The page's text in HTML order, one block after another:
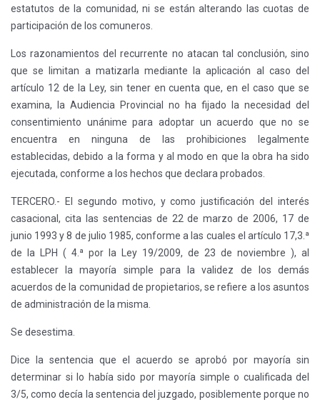
estatutos de la comunidad, ni se están alterando las cuotas de
participación de los comuneros.
Los razonamientos del recurrente no atacan tal conclusión, sino
que se limitan a matizarla mediante la aplicación al caso del
artículo 12 de la Ley, sin tener en cuenta que, en el caso que se
examina, la Audiencia Provincial no ha fijado la necesidad del
consentimiento unánime para adoptar un acuerdo que no se
encuentra en ninguna de las prohibiciones legalmente
establecidas, debido a la forma y al modo en que la obra ha sido
ejecutada, conforme a los hechos que declara probados.
TERCERO.- El segundo motivo, y como justificación del interés
casacional, cita las sentencias de 22 de marzo de 2006, 17 de
junio 1993 y 8 de julio 1985, conforme a las cuales el artículo 17,3.ª
de la LPH ( 4.ª por la Ley 19/2009, de 23 de noviembre ), al
establecer la mayoría simple para la validez de los demás
acuerdos de la comunidad de propietarios, se refiere a los asuntos
de administración de la misma.
Se desestima.
Dice la sentencia que el acuerdo se aprobó por mayoría sin
determinar si lo había sido por mayoría simple o cualificada del
3/5, como decía la sentencia del juzgado, posiblemente porque no